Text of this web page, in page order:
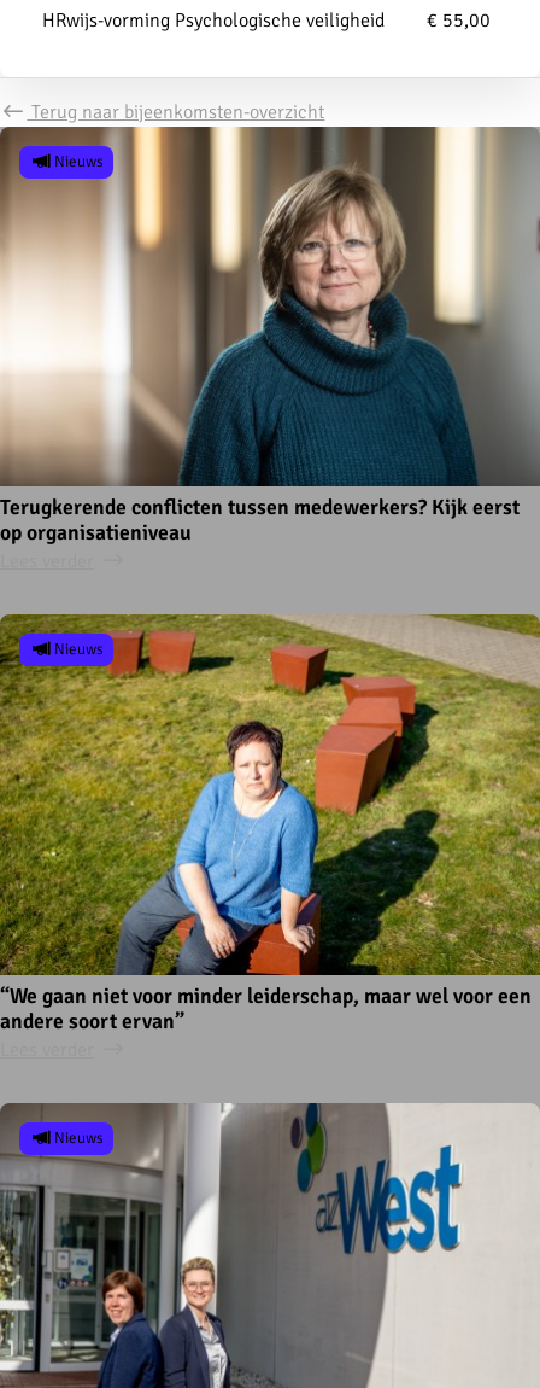
HRwijs-vorming Psychologische veiligheid € 55,00
Terug naar bijeenkomsten-overzicht
Terugkerende conflicten tussen medewerkers? Kijk eerst
op organisatieniveau
Nieuws
“We gaan niet voor minder leiderschap, maar wel voor een
andere soort ervan”
Nieuws
Nieuws